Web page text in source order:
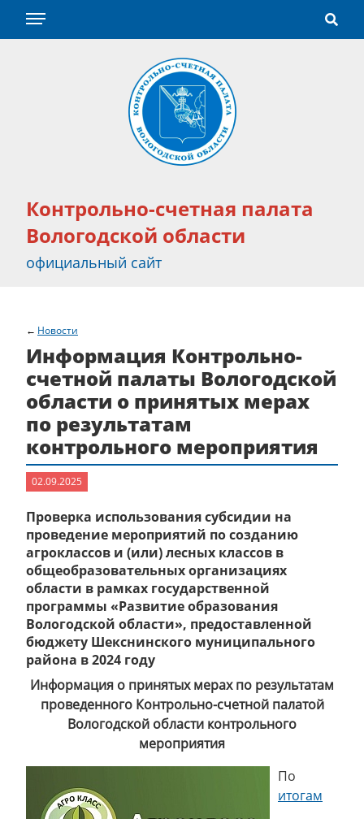
Контрольно-счетная палата
Вологодской области
официальный сайт
Новости
Информация Контрольно-
счетной палаты Вологодской
области о принятых мерах
по результатам
контрольного мероприятия
02.09.2025
Проверка использования субсидии на
проведение мероприятий по созданию
агроклассов и (или) лесных классов в
общеобразовательных организациях
области в рамках государственной
программы «Развитие образования
Вологодской области», предоставленной
бюджету Шекснинского муниципального
района в 2024 году
Информация о принятых мерах по результатам
проведенного Контрольно-счетной палатой
Вологодской области контрольного
мероприятия
По
итогам